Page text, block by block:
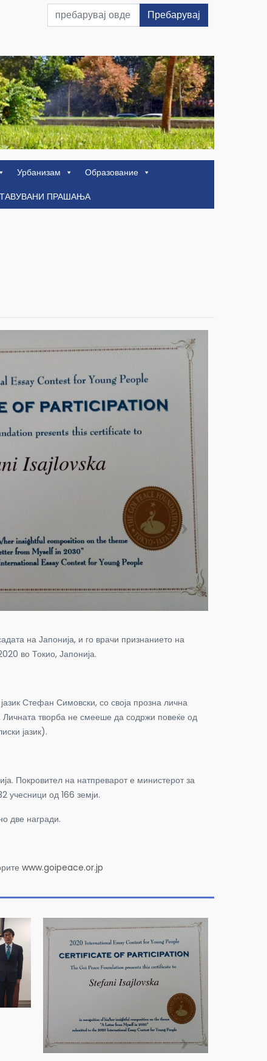
Пребарувај
Урбанизам
Образование
ПРАШАЊА
на Јапонија, и го врачи признанието на
во Токио, Јапонија.
Стефан Симовски, со своја прозна лична
Личната творба не смееше да содржи повеќе од
јазик).
Покровител на натпреварот е министерот за
учесници од 166 земји.
две награди.
www.goipeace.or.jp